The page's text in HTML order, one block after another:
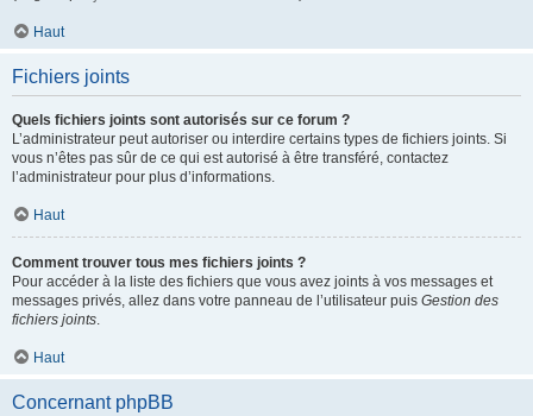
Haut
Fichiers joints
Quels fichiers joints sont autorisés sur ce forum ?
L’administrateur peut autoriser ou interdire certains types de fichiers joints. Si
vous n’êtes pas sûr de ce qui est autorisé à être transféré, contactez
l’administrateur pour plus d’informations.
Haut
Comment trouver tous mes fichiers joints ?
Pour accéder à la liste des fichiers que vous avez joints à vos messages et
messages privés, allez dans votre panneau de l’utilisateur puis Gestion des
fichiers joints.
Haut
Concernant phpBB